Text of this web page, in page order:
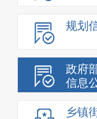
规划
政府
信息
乡镇